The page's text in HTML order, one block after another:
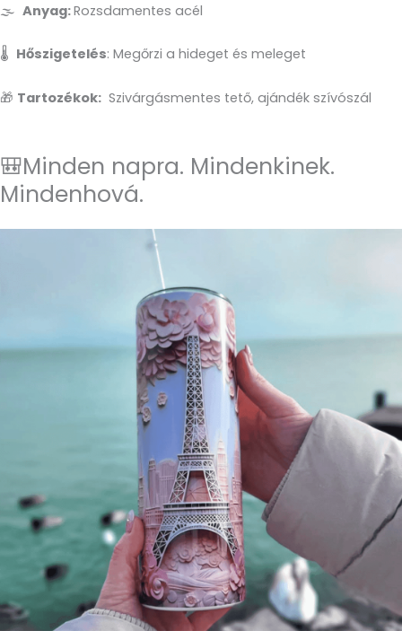
🌫️ Anyag:Rozsdamentes acél
🌡️ Hőszigetelés: Megőrzi a hideget és meleget
🎁 Tartozékok: Szivárgásmentes tető, ajándék szívószál
🎒Minden napra. Mindenkinek.
Mindenhová.